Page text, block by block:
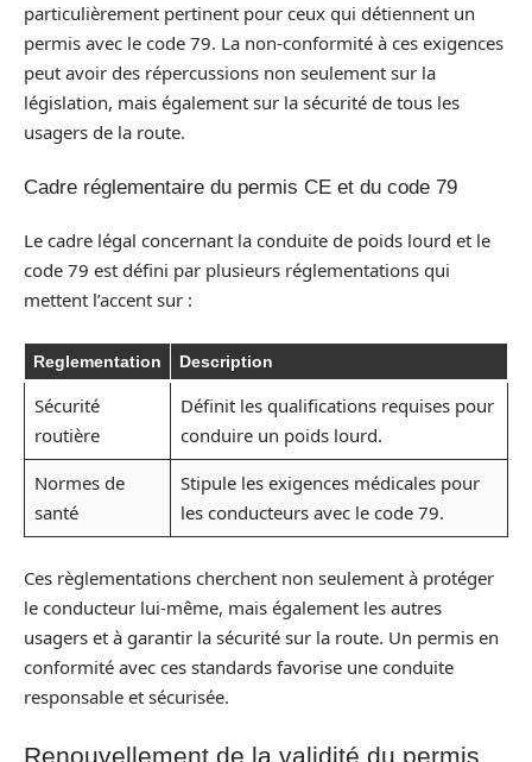
particulièrement pertinent pour ceux qui détiennent un
permis avec le code 79. La non-conformité à ces exigences
peut avoir des répercussions non seulement sur la
législation, mais également sur la sécurité de tous les
usagers de la route.
Cadre réglementaire du permis CE et du code 79
Le cadre légal concernant la conduite de poids lourd et le
code 79 est défini par plusieurs réglementations qui
mettent l’accent sur :
Reglementation Description
Sécurité
routière
Définit les qualifications requises pour
conduire un poids lourd.
Normes de
santé
Stipule les exigences médicales pour
les conducteurs avec le code 79.
Ces règlementations cherchent non seulement à protéger
le conducteur lui-même, mais également les autres
usagers et à garantir la sécurité sur la route. Un permis en
conformité avec ces standards favorise une conduite
responsable et sécurisée.
Renouvellement de la validité du permis